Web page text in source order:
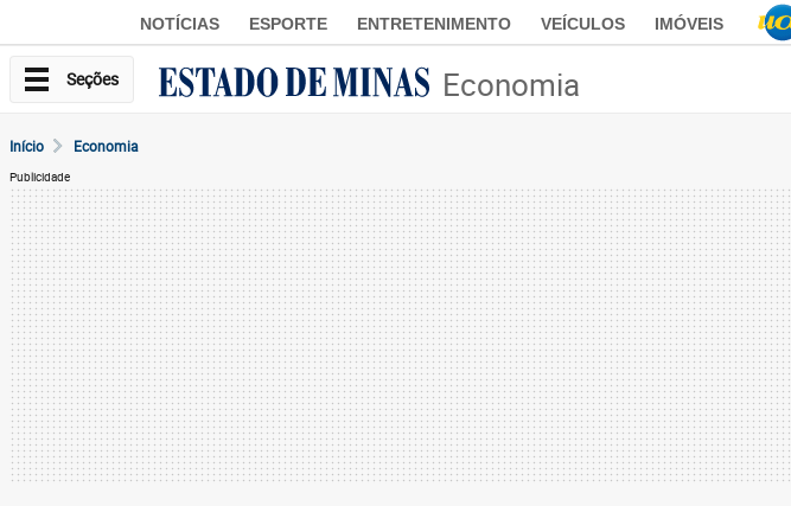
NOTÍCIAS ESPORTE ENTRETENIMENTO VEÍCULOS IMÓVEIS
Seções Economia
Início Economia
Publicidade